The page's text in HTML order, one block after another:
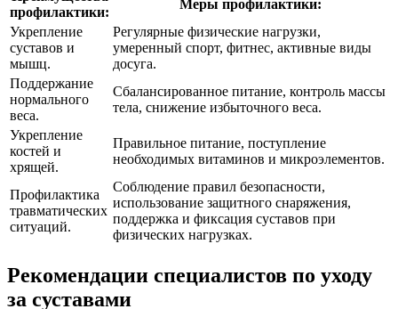
профилактики:
Меры профилактики:
Укрепление
суставов и
мышц.
Регулярные физические нагрузки,
умеренный спорт, фитнес, активные виды
досуга.
Поддержание
нормального
веса.
Сбалансированное питание, контроль массы
тела, снижение избыточного веса.
Укрепление
костей и
хрящей.
Правильное питание, поступление
необходимых витаминов и микроэлементов.
Профилактика
травматических
ситуаций.
Соблюдение правил безопасности,
использование защитного снаряжения,
поддержка и фиксация суставов при
физических нагрузках.
Рекомендации специалистов по уходу
за суставами